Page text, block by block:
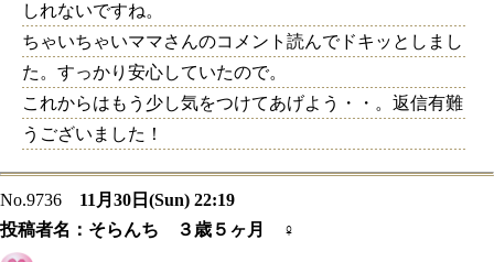
しれないですね。
ちゃいちゃいママさんのコメント読んでドキッとしまし
た。すっかり安心していたので。
これからはもう少し気をつけてあげよう・・。返信有難
うございました！
No.9736
11月30日(Sun) 22:19
投稿者名： そらんち ３歳５ヶ月 ♀